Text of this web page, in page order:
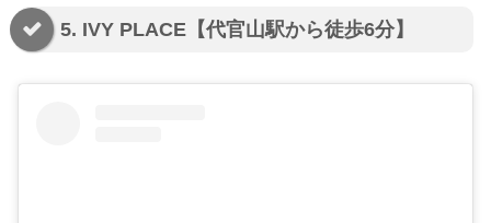
5. IVY PLACE【代官山駅から徒歩6分】